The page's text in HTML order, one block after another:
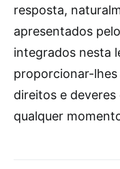
resposta,
apresentados
integrados nesta
proporcionar-lhes
direitos e
qualquer